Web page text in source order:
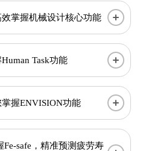
掌握机械设计核心功能
Task功能
握ENVISION功能
safe，精准预测疲劳寿